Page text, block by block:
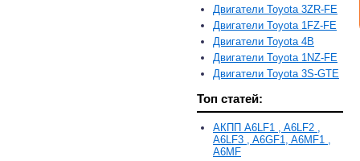
Двигатели Toyota 3ZR-FE
Двигатели Toyota 1FZ-FE
Двигатели Toyota 4B
Двигатели Toyota 1NZ-FE
Двигатели Toyota 3S-GTE
Топ статей:
АКПП A6LF1 , A6LF2 ,
A6LF3 , A6GF1, A6MF1 ,
A6MF